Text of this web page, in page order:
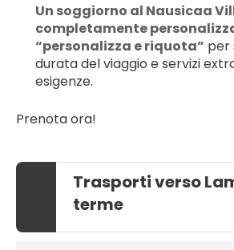
Un soggiorno al Nausicaa
completamente
“personalizza e riquota” per
durata del viaggio e servizi
esigenze.
Prenota ora!
Trasporti verso
terme